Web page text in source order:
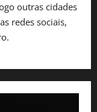
outras cidades
redes sociais,